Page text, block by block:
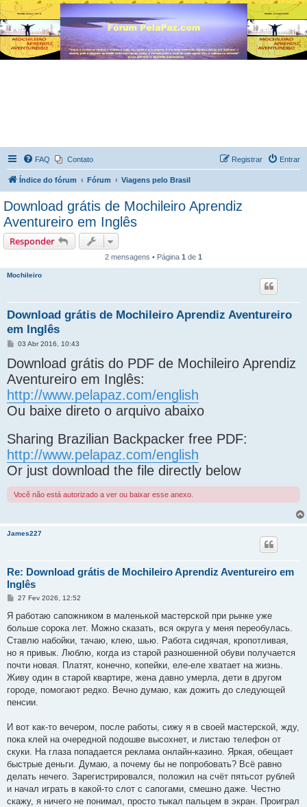
FAQ Contato Entrar
Registrar
Índice do fórum Fórum Viagens pelo Brasil
Download grátis de Mochileiro Aprendiz
Aventureiro em Inglês
Responder
2 mensagens • Página 1 de 1
Mochileiro
Download grátis de Mochileiro Aprendiz Aventureiro
em Inglês
M
n
s
a
g
e
m
03 Abr 2016, 10:43
Download grátis do PDF de Mochileiro Aprendiz
Aventureiro em Inglês:
http://www.pelapaz.com/english
Ou baixe direto o arquivo abaixo
Sharing Brazilian Backpacker free PDF:
http://www.pelapaz.com/english
Or just download the file directly below
Você não está autorizado a ver ou baixar esse anexo.
James227
Re: Download grátis de Mochileiro Aprendiz Aventureiro em
Inglês
M
n
s
a
g
m
27 Fev 2026, 12:52
Я работаю сапожником в маленькой мастерской при рынке уже
больше сорока лет. Можно сказать, вся округа у меня переобулась.
Ставлю набойки, тачаю, клею, шью. Работа сидячая, кропотливая,
но я привык. Люблю, когда из старой разношенной обуви получается
почти новая. Платят, конечно, копейки, еле-еле хватает на жизнь.
Живу один в старой квартире, жена давно умерла, дети в другом
городе, помогают редко. Вечно думаю, как дожить до следующей
пенсии.
И вот как-то вечером, после работы, сижу я в своей мастерской, жду,
пока клей на очередной подошве высохнет, и листаю телефон от
скуки. На глаза попадается реклама онлайн-казино. Яркая, обещает
быстрые деньги. Думаю, а почему бы не попробовать? Всё равно
делать нечего. Зарегистрировался, положил на счёт пятьсот рублей
и начал играть в какой-то слот с сапогами, смешно даже. Честно
скажу, я ничего не понимал, просто тыкал пальцем в экран. Проиграл